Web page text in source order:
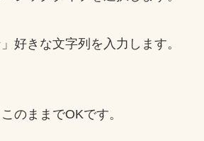
好きな文字列を入力します。
のままでOKです。